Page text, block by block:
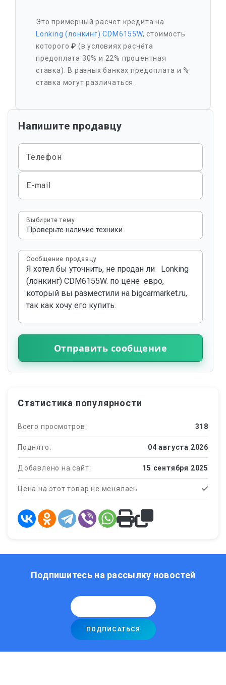
Это примерный расчёт кредита на
Lonking (лонкинг) CDM6155W, стоимость
которого₽ (в условиях расчёта
предоплата 30% и 22% процентная
ставка). В разных банках предоплата и %
ставка могут различаться.
Напишите продавцу
Телефон
E-mail
Выбирите тему
Сообщение продавцу
Отправить сообщение
Статистика популярности
Всего просмотров: 318
Поднято: 04 августа 2026
Добавлено на сайт: 15 сентября 2025
Цена на этот товар не менялась
Подпишитесь на рассылку новостей